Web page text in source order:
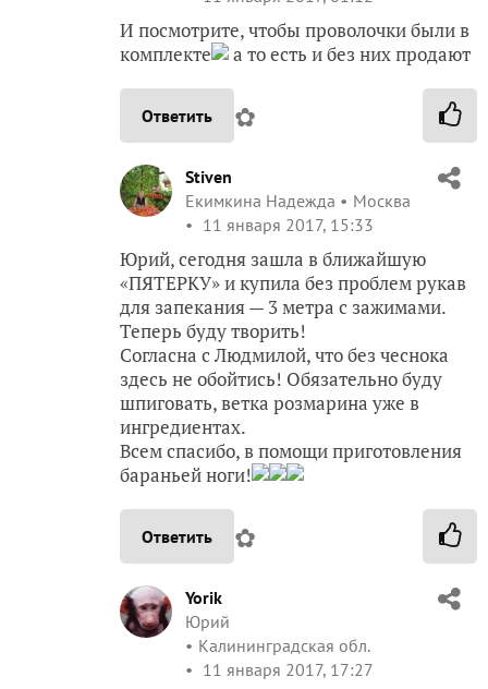
И посмотрите, чтобы проволочки были в
комплекте
а то есть и без них продают
Ответить ✿
Stiven
Екимкина Надежда
Москва
11 января 2017, 15:33
Юрий, сегодня зашла в ближайшую
«ПЯТЕРКУ» и купила без проблем рукав
для запекания — 3 метра с зажимами.
Теперь буду творить!
Согласна с Людмилой, что без чеснока
здесь не обойтись! Обязательно буду
шпиговать, ветка розмарина уже в
ингредиентах.
Всем спасибо, в помощи приготовления
бараньей ноги!
Ответить ✿
Yorik
Юрий
Калининградская обл.
11 января 2017, 17:27